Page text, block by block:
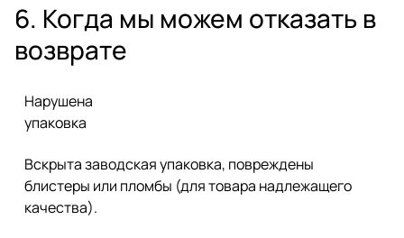
6. Когда мы можем отказать в
возврате
Нарушена
упаковка
Вскрыта заводская упаковка, повреждены
блистеры или пломбы (для товара надлежащего
качества).